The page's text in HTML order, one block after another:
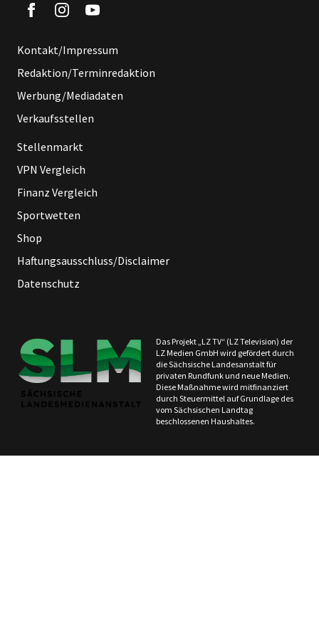
Kontakt/Impressum
Redaktion/Terminredaktion
Werbung/Mediadaten
Verkaufsstellen
Stellenmarkt
VPN Vergleich
Finanz Vergleich
Sportwetten
Shop
Haftungsausschluss/Disclaimer
Datenschutz
Das Projekt „LZ TV“ (LZ Television) der
LZ Medien GmbH wird gefördert durch
die Sächsische Landesanstalt für
privaten Rundfunk und neue Medien.
Diese Maßnahme wird mitfinanziert
durch Steuermittel auf Grundlage des
vom Sächsischen Landtag
beschlossenen Haushaltes.